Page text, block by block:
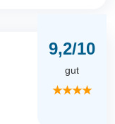
9,2/10
gut
★★★★